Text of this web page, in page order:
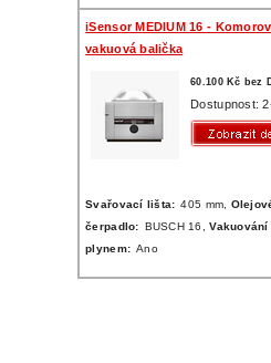
iSensor MEDIUM 16 -
vakuová balička
60.100 Kč bez
Dostupnost:
Svařovací lišta: 405 mm,
čerpadlo: BUSCH 16,
plynem: Ano